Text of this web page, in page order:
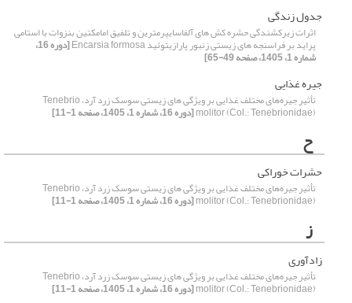
جدول زندگی
اثرات زیرکشندگی حشره کش های آلفاسایپرمترین و تلفیق امامکتین بنزوات با استامی
پراید بر فراسنجه های زیستی زنبور پارازیتوئید Encarsia formosa [دوره 16،
شماره 1، 1405، صفحه 49-65]
جیره غذایی
تأثیر جیره‌های مختلف غذایی بر ویژگی های زیستی سوسک زرد آرد، Tenebrio
molitor (Col.: Tenebrionidae)[دوره 16، شماره 1، 1405، صفحه 1-11]
ح
حشرات خوراکی
تأثیر جیره‌های مختلف غذایی بر ویژگی های زیستی سوسک زرد آرد، Tenebrio
molitor (Col.: Tenebrionidae)[دوره 16، شماره 1، 1405، صفحه 1-11]
ز
زادآوری
تأثیر جیره‌های مختلف غذایی بر ویژگی های زیستی سوسک زرد آرد، Tenebrio
molitor (Col.: Tenebrionidae)[دوره 16، شماره 1، 1405، صفحه 1-11]